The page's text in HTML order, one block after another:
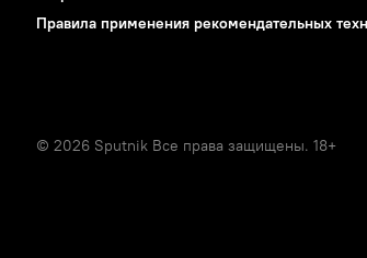
Правила применения рекомендательных
© 2026 Sputnik Все права защищены. 18+